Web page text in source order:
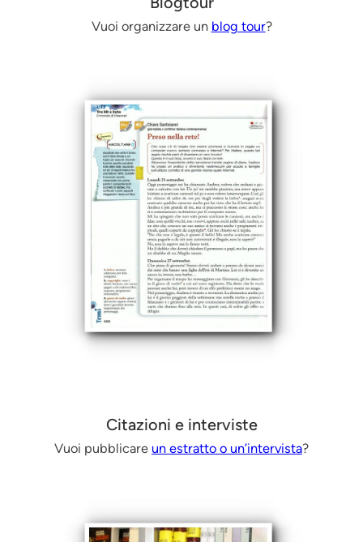
Vuoi organizzare un blog tour?
Citazioni e interviste
Vuoi pubblicare un estratto o un’intervista?